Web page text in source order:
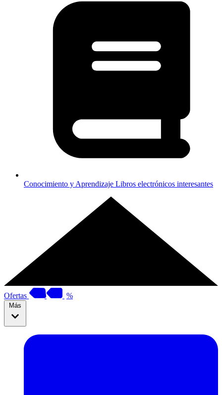
Conocimiento y Aprendizaje Libros electrónicos interesantes
Ofertas %
Más